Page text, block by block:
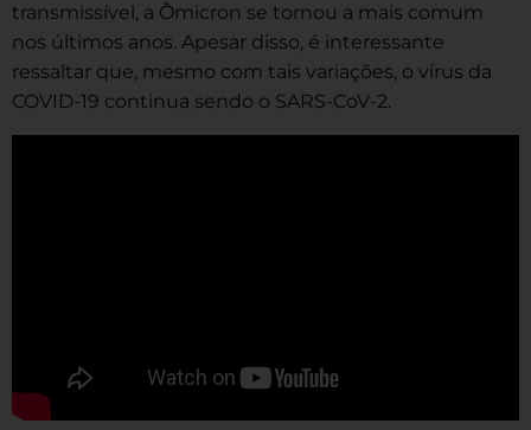
transmissível, a Ômicron se tornou a mais comum
nos últimos anos. Apesar disso, é interessante
ressaltar que, mesmo com tais variações, o vírus da
COVID-19 continua sendo o SARS-CoV-2.